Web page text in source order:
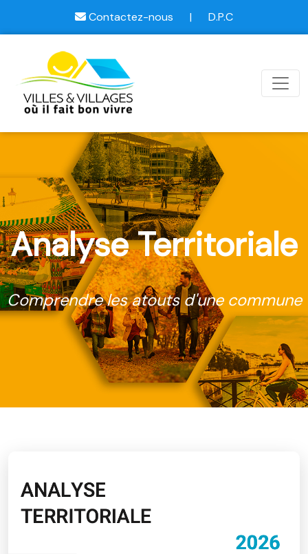
Contactez-nous | D.P.C
Analyse Territoriale
Comprendre les atouts d'une commune